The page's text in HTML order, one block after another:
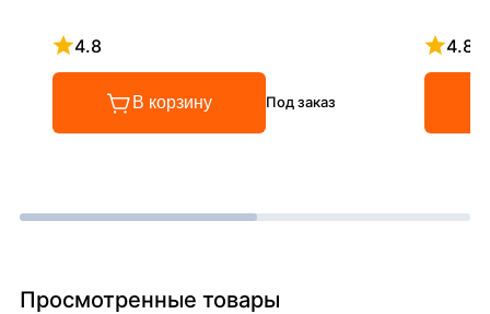
4.8
Рейтинг 4.8 из 5
В корзину Под заказ
4.8
Просмотренные товары